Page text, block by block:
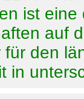
ist
auf
den
in